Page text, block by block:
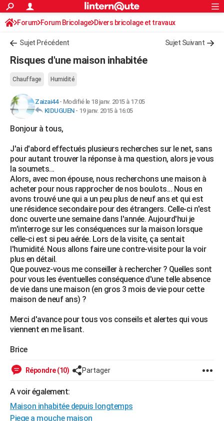
ACTUALITÉS
Politique
Société
Faits Divers
Education
Monde
Villes
+
AUTO
Essais
Réserver un essai
Citadines
Berlines
SUV
Forum auto
+HIGH-TECH
Mobiles
Meilleur smartphone
Internet
Ordinateurs
Jeux vidéo
Guide high-tech
+BRICOLAGE
Forum
Aménagement intérieur
Extérieur
Cuisine
Salle de bains
Jardinage
Rangement
WEEK-END
Guides de France
Escapades
Patrimoine
Expositions
Musées
Week-end nature
+LIFESTYLE
Art de vivre
Bien-être
Loisirs
Mode
Modes de vie
SANTE
Alimentation
Guide de la santé
Maladies
Médicaments
Sommeil
VOYAGE
Destinations
City break
Voyage nature
Voyage de noces
Forum
Climat
PHOTO
GUIDES D'ACHAT
BONS PLANS
CARTE DE VOEUX
Carte de Noël
Carte Bonne année
Carte Saint-Valentin
Carte Pâques
Carte d'anniversaire
DICTIONNAIRE
S'inscrire
Se connecter
Lycées
Collèges
Primaires
Universités
Entreprises
Service militaire
Avis de recherche
Bricolage
Lifestyle
Culture
Sport
Auto
Television
Voyage
Cinema
Rechercher
S'inscrire
Connexion
Forum Forum Bricolage Divers bricolage et travaux
Sujet Précédent Sujet Suivant
Risques d'une maison inhabitée
Chauffage Humidité
Zaizai44- Modifié le 18 janv. 2015 à 17:05
KIDUGUEN- 19 janv. 2015 à 16:05
Bonjour à tous,
J'ai d'abord effectués plusieurs recherches sur le net, sans
pour autant trouver la réponse à ma question, alors je vous
la soumets...
Alors, avec mon épouse, nous recherchons une maison à
acheter pour nous rapprocher de nos boulots... Nous en
avons trouvé une qui a un peu plus de neuf ans et qui est
une résidence secondaire pour des étrangers. Celle-ci n'est
donc ouverte une semaine dans l'année. Aujourd'hui je
m'interroge sur les conséquences sur la maison lorsque
celle-ci est si peu aérée. Lors de la visite, ça sentait
l'humidité. Nous allons faire une contre-visite pour la voir
plus en détail.
Que pouvez-vous me conseiller à rechercher ? Quelles sont
pour vous les éventuelles conséquence d'une telle absence
de vie dans une maison (en gros 3 mois de vie pour cette
maison de neuf ans) ?
Merci d'avance pour tous vos conseils et alertes qui vous
viennent en me lisant.
Brice
Répondre (10) Partager
A voir également:
Maison inhabitée depuis longtemps
Piege a mouche maison